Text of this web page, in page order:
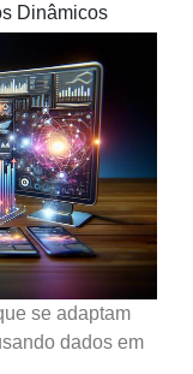
Dinâmicos
se adaptam
dados em